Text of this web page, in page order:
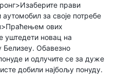
прави
за своје потребе
ових
уштедети новац на
Обавезно
и одлучите се за дуже
добили најбољу понуду.